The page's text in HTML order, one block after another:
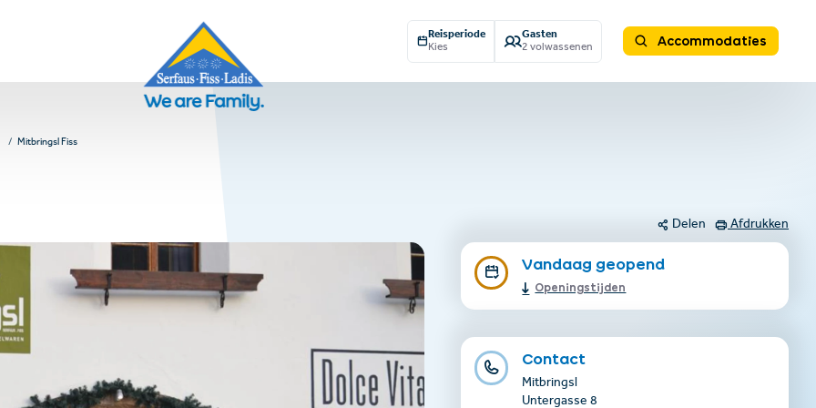
Reisperiode
Kies
Gasten
2 volwassenen
Accommodaties
Mitbringsl Fiss
Delen Afdrukken
Vandaag geopend
Openingstijden
Contact
Mitbringsl
Untergasse 8